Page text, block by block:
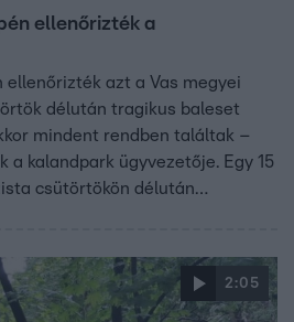
ellenőrizték a
ellenőrizték azt a Vas megyei
délután tragikus baleset
mindent rendben találtak –
a kalandpark ügyvezetője. Egy 15
csütörtökön délután
részt, társaival pszichológus
2:05